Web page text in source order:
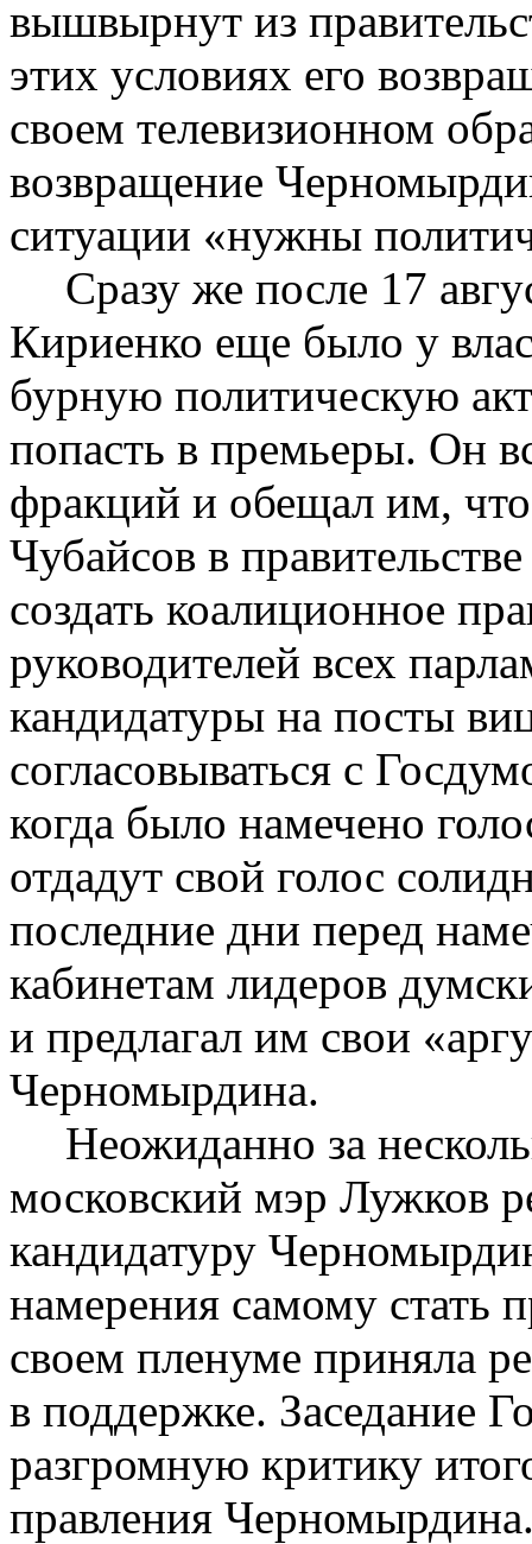
вышвырнут из
этих условиях его
своем телевизионном
возвращение
ситуации «нужны
Сразу же после 17
Кириенко еще было у
бурную политическую
попасть в премьеры. Он
фракций и обещал им,
Чубайсов в
создать коалиционное
руководителей всех
кандидатуры на посты
согласовываться с
когда было намечено
отдадут свой голос
последние дни перед
кабинетам лидеров
и предлагал им свои
Черномырдина.
Неожиданно за
московский мэр Лужков
кандидатуру
намерения самому
своем пленуме приняла
в поддержке. Заседание
разгромную критику
правления